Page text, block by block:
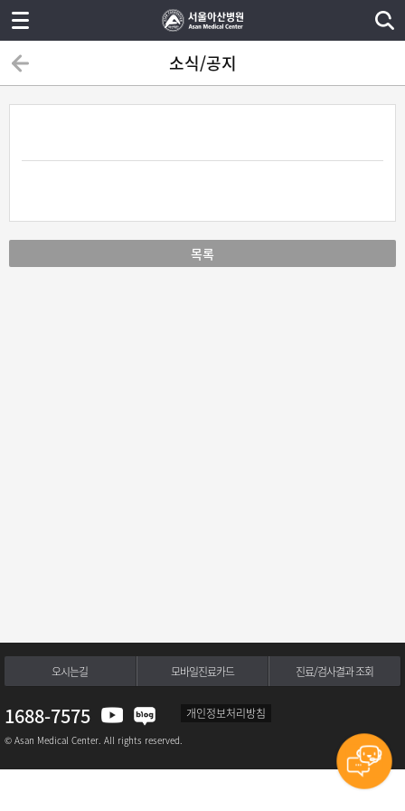
소식/공지
목록
오시는길 모바일진료카드 진료/검사결과 조회
1688-7575 개인정보처리방침
© Asan Medical Center. All rights reserved.